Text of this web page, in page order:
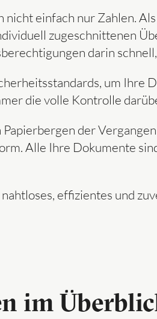
einfach nur Zahlen.
zugeschnittenen
darin
um Ihre
die volle Kontrolle
der
Alle Ihre Dokumente
effizientes und
im